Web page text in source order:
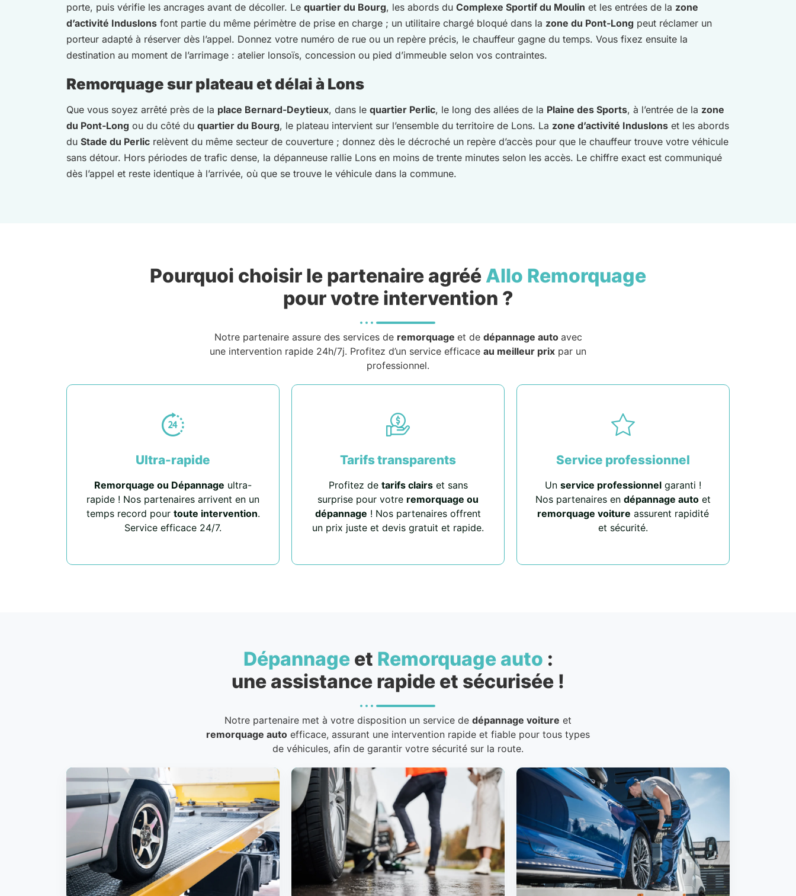
porte, puis vérifie les ancrages avant de décoller. Le quartier du Bourg, les abords du Complexe Sportif du Moulin et les entrées de la zone
d’activité Induslons font partie du même périmètre de prise en charge ; un utilitaire chargé bloqué dans la zone du Pont-Long peut réclamer un
porteur adapté à réserver dès l’appel. Donnez votre numéro de rue ou un repère précis, le chauffeur gagne du temps. Vous fixez ensuite la
destination au moment de l’arrimage : atelier lonsoïs, concession ou pied d’immeuble selon vos contraintes.
Remorquage sur plateau et délai à Lons
Que vous soyez arrêté près de la place Bernard-Deytieux, dans le quartier Perlic, le long des allées de la Plaine des Sports, à l’entrée de la zone
du Pont-Long ou du côté du quartier du Bourg, le plateau intervient sur l’ensemble du territoire de Lons. La zone d’activité Induslons et les abords
du Stade du Perlic relèvent du même secteur de couverture ; donnez dès le décroché un repère d’accès pour que le chauffeur trouve votre véhicule
sans détour. Hors périodes de trafic dense, la dépanneuse rallie Lons en moins de trente minutes selon les accès. Le chiffre exact est communiqué
dès l’appel et reste identique à l’arrivée, où que se trouve le véhicule dans la commune.
Pourquoi choisir le partenaire agréé Allo Remorquage
pour votre intervention ?
Notre partenaire assure des services de remorquage et de dépannage auto avec
une intervention rapide 24h/7j. Profitez d’un service efficace au meilleur prix par un
professionnel.
Ultra-rapide
Remorquage ou Dépannage ultra-
rapide ! Nos partenaires arrivent en un
temps record pour toute intervention.
Service efficace 24/7.
Tarifs transparents
Profitez de tarifs clairset sans
surprise pour votre remorquage ou
dépannage ! Nos partenaires offrent
un prix juste et devis gratuit et rapide.
Service professionnel
Un service professionnel garanti !
Nos partenaires en dépannage auto et
remorquage voiture assurent rapidité
et sécurité.
Dépannageet Remorquage auto :
une assistance rapide et sécurisée !
Notre partenaire met à votre disposition un service de dépannage voiture et
remorquage auto efficace, assurant une intervention rapide et fiable pour tous types
de véhicules, afin de garantir votre sécurité sur la route.